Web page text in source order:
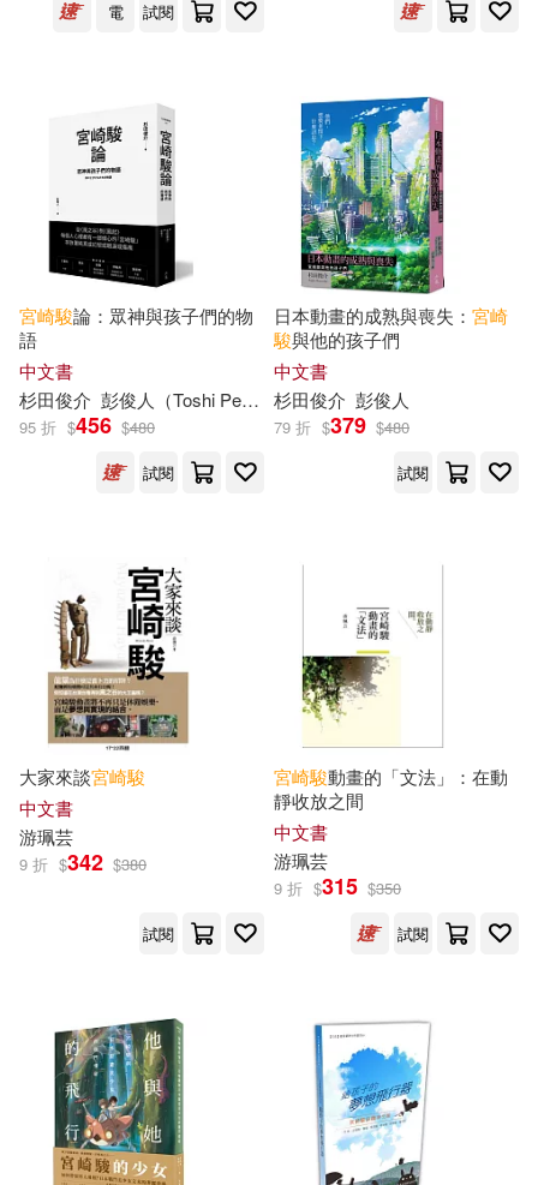
（日）山川賢一(1)
（日）鈴木敏夫(1)
（法）克里斯蒂安·諾比亞爾等(1)
（美）蘇珊·納皮爾(1)
（英）傑克·坎寧安，（英）邁克爾·
利德(1)
得利影視(1)
復旦大學出版社(1)
徳間書店(1) 文經社(1)
文藝春秋(1)
時代文藝出版社(1) 東立(1)
江蘇鳳凰美術出版社(1)
無境文化(1)
生活‧讀書‧新知三聯書店(1)
社會科學文獻出版社(1)
華中科技大學出版社(1)
音樂之橋(1)
電 試閱
宮崎駿論：眾神與孩子們的物
語
中文書
杉田俊介 彭俊人（Toshi Peng）
95 折 $456 $480
試閱
日本動畫的成熟與喪失： 宮崎
駿與他的孩子們
中文書
杉田俊介 彭俊人
79 折 $379 $480
試閱
大家來談宮崎駿
中文書
游珮芸
9 折 $342 $380
試閱
宮崎駿動畫的「文法」：在動
靜收放之間
中文書
游珮芸
9 折 $315 $350
試閱